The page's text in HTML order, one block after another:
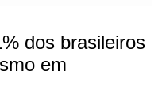
dos brasileiros
em